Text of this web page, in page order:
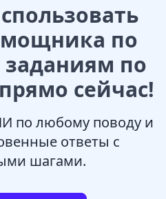
по
по
сейчас!
по любому поводу и
ответы с
шагами.